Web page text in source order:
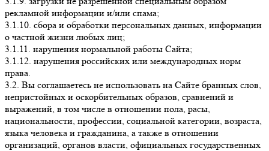
рекламной информации и/или спама;
3.1.10. сбора и обработки персональных данных, информации
о частной жизни любых лиц;
3.1.11. нарушения нормальной работы Сайта;
3.1.12. нарушения российских или международных норм
права.
3.2. Вы соглашаетесь не использовать на Сайте бранных слов,
непристойных и оскорбительных образов, сравнений и
выражений, в том числе в отношении пола, расы,
национальности, профессии, социальной категории, возраста,
языка человека и гражданина, а также в отношении
организаций, органов власти, официальных государственных